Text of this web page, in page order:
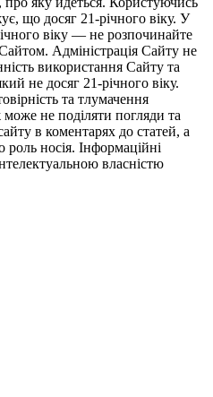
що досяг 21-річного віку. У
віку — не розпочинайте
Адміністрація Сайту не
використання Сайту та
не досяг 21-річного віку.
та тлумачення
може не поділяти погляди та
в коментарях до статей, а
носія. Інформаційні
власністю